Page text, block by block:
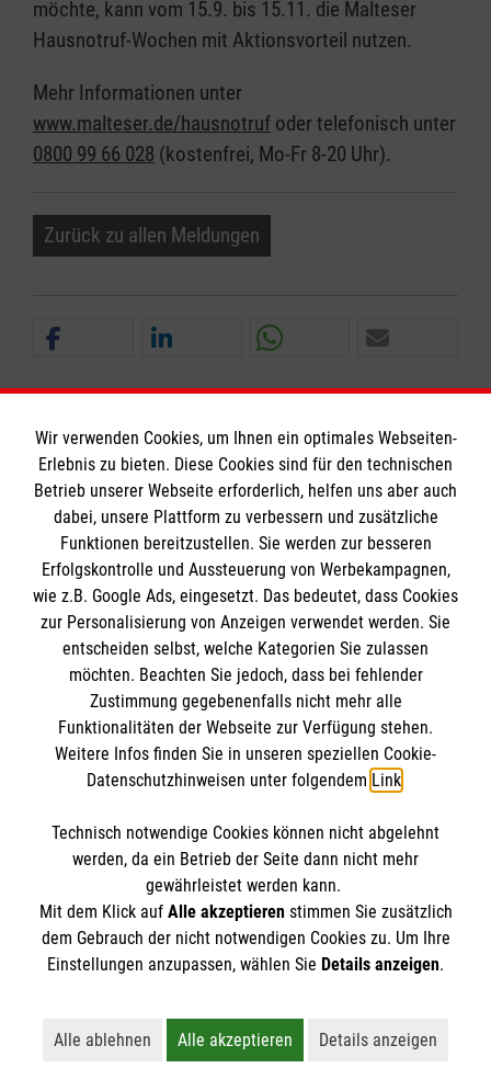
möchte, kann vom 15.9. bis 15.11. die Malteser
Hausnotruf-Wochen mit Aktionsvorteil nutzen.
Mehr Informationen unter
www.malteser.de/hausnotruf oder telefonisch unter
0800 99 66 028 (kostenfrei, Mo-Fr 8-20 Uhr).
Zurück zu allen Meldungen
Informationen
Impressum
Datenschutz
Barrierefreiheit
Kontakt
Die Malteser
Malteser in Deutschland
Malteserorden
Sharepoint
Spendenkonto
Pax-Bank für Kirche und Caritas eG
IBAN: DE60 3706 0193 4000 8000 29
BIC / S.W.I.F.T: GENODED1PAX
So finden Sie uns
Eisenstraße 2-4 (Haus 1)
65428 Rüsselsheim
E-Mail:ruesselsheim@malteser.org
Der Malteser Hilfsdienst e.V. ist als eingetragene
Gewerbesteuer befreit.
Wir verwenden Cookies, um Ihnen ein optimales Webseiten-
Erlebnis zu bieten. Diese Cookies sind für den technischen
Betrieb unserer Webseite erforderlich, helfen uns aber auch
dabei, unsere Plattform zu verbessern und zusätzliche
Funktionen bereitzustellen. Sie werden zur besseren
Erfolgskontrolle und Aussteuerung von Werbekampagnen,
wie z.B. Google Ads, eingesetzt. Das bedeutet, dass Cookies
zur Personalisierung von Anzeigen verwendet werden. Sie
entscheiden selbst, welche Kategorien Sie zulassen
möchten. Beachten Sie jedoch, dass bei fehlender
Zustimmung gegebenenfalls nicht mehr alle
Funktionalitäten der Webseite zur Verfügung stehen.
Weitere Infos finden Sie in unseren speziellen Cookie-
Datenschutzhinweisen unter folgendem Link.
Technisch notwendige Cookies können nicht abgelehnt
werden, da ein Betrieb der Seite dann nicht mehr
gewährleistet werden kann.
Mit dem Klick auf Alle akzeptierenstimmen Sie zusätzlich
dem Gebrauch der nicht notwendigen Cookies zu. Um Ihre
Einstellungen anzupassen, wählen Sie Details anzeigen.
Alle ablehnen
Lehnt alle nicht-essentiellen Cookies ab
Alle akzeptieren
Akzeptiert alle Cookies
Details anzeigen